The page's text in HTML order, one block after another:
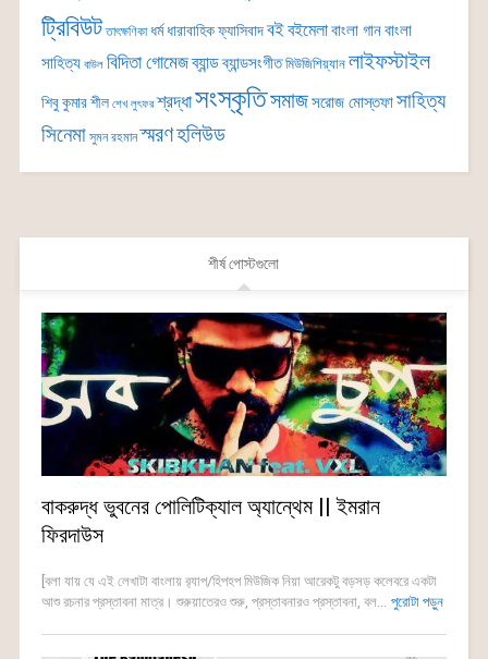
ট্রিবিউট তাৎক্ষণিকা ধর্ম ধারাবাহিকফ্যাসিবাদবইবইমেলাবাংলা গানবাংলা
সাহিত্য বাউল বিদিতা গোমেজব্যান্ডব্যান্ডসংগীত মিউজিশিয়্যান লাইফস্টাইল
শিবু কুমার শীল শেখ লুৎফর শ্রদ্ধাসংস্কৃতিসমাজসরোজ মোস্তফাসাহিত্য
সিনেমা সুমন রহমান স্মরণহলিউড
শীর্ষ পোস্টগুলো
বাকরুদ্ধ ভুবনের পোলিটিক্যাল অ্যান্থেম || ইমরান
ফিরদাউস
[বলা যায় যে এই লেখাটা বাংলায় র‍্যাপ/হিপহপ মিউজিক নিয়া আরেকটু বড়সড় কলেবরে একটা
আশু রচনার প্রস্তাবনা মাত্র। শুরুয়াতেরও শুরু, প্রস্তাবনারও প্রস্তাবনা, বল... পুরোটা পড়ুন